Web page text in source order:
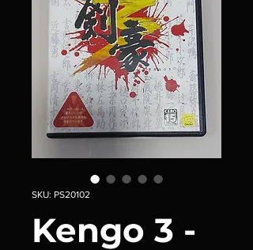
SKU: PS20102
Kengo 3 -